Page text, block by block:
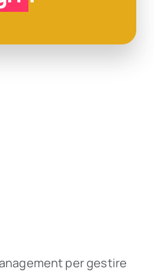
per gestire